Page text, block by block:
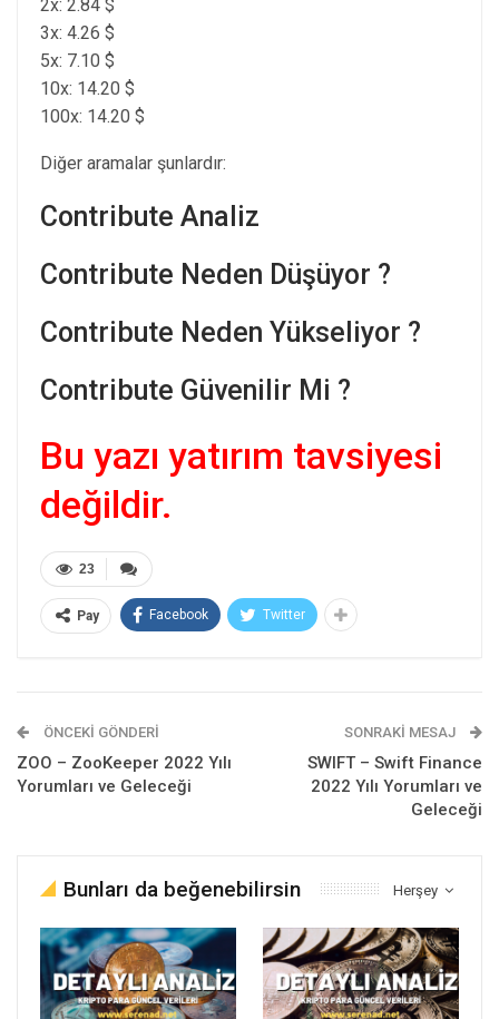
2x: 2.84 $
3x: 4.26 $
5x: 7.10 $
10x: 14.20 $
100x: 14.20 $
Diğer aramalar şunlardır:
Contribute Analiz
Contribute Neden Düşüyor ?
Contribute Neden Yükseliyor ?
Contribute Güvenilir Mi ?
Bu yazı yatırım tavsiyesi
değildir.
23
Pay Facebook Twitter
ÖNCEKI GÖNDERI
ZOO – ZooKeeper 2022 Yılı
Yorumları ve Geleceği
SONRAKI MESAJ
SWIFT – Swift Finance
2022 Yılı Yorumları ve
Geleceği
Herşey
Bunları da beğenebilirsin